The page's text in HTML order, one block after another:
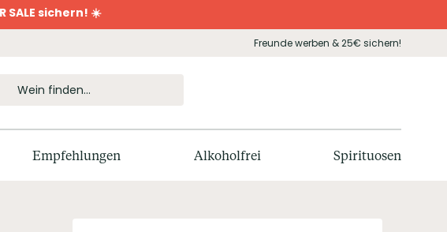
SALE sichern! ☀️
Freunde werben & 25€ sichern!
Empfehlungen Alkoholfrei Spirituosen